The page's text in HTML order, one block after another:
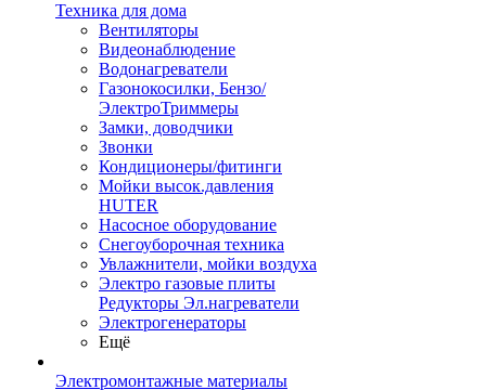
Техника для дома
Вентиляторы
Видеонаблюдение
Водонагреватели
Газонокосилки, Бензо/
ЭлектроТриммеры
Замки, доводчики
Звонки
Кондиционеры/фитинги
Мойки высок.давления
HUTER
Насосное оборудование
Снегоуборочная техника
Увлажнители, мойки воздуха
Электро газовые плиты
Редукторы Эл.нагреватели
Электрогенераторы
Ещё
Электромонтажные материалы